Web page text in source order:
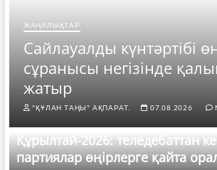
ЖАҢАЛЫҚТАР
Сайлауалды күнтәртібі
сұранысы негізінде
жатыр
"ҚҰЛАН ТАҢЫ" АҚПАРАТ. 07.08.2026
Құрылтай-2026: теледебаттан
партиялар өңірлерге қайта